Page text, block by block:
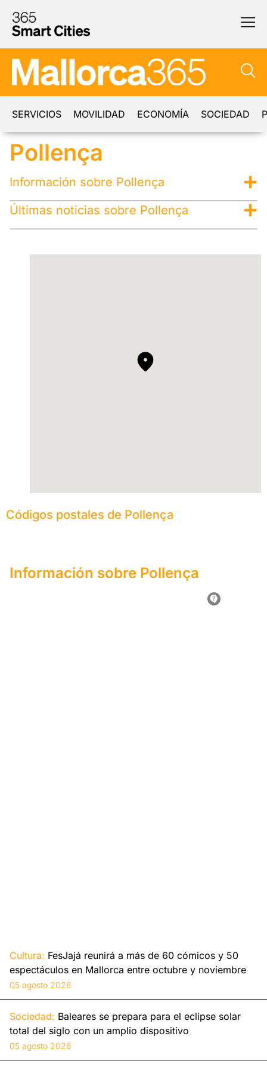
SERVICIOS MOVILIDAD ECONOMÍA SOCIEDAD
Pollença
Información sobre Pollença
Últimas noticias sobre Pollença
Códigos postales de Pollença
Información sobre Pollença
Cultura: FesJajá reunirá a más de 60 cómicos y 50
espectáculos en Mallorca entre octubre y noviembre
05 agosto 2026
Sociedad: Baleares se prepara para el eclipse solar
total del siglo con un amplio dispositivo
05 agosto 2026